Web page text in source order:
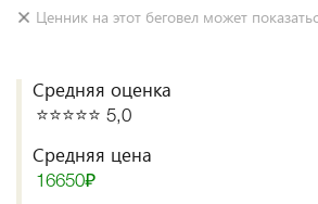
Ценник на этот беговел может
Средняя оценка
⭐️⭐️⭐️⭐️⭐️ 5,0
Средняя цена
16650₽